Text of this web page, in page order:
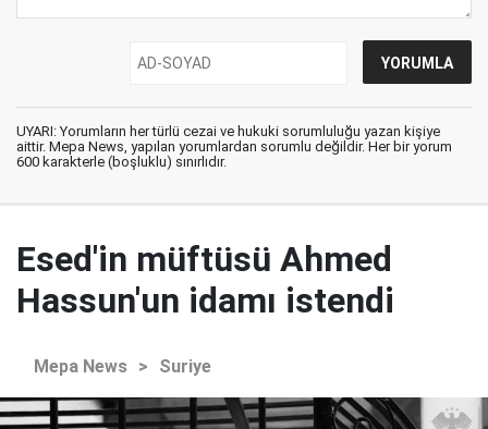
UYARI: Yorumların her türlü cezai ve hukuki sorumluluğu yazan kişiye
aittir. Mepa News, yapılan yorumlardan sorumlu değildir. Her bir yorum
600 karakterle (boşluklu) sınırlıdır.
Esed'in müftüsü Ahmed
Hassun'un idamı istendi
Mepa News > Suriye